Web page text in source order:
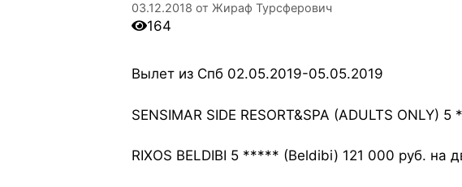
03.12.2018 от Жираф Турсферович
164
Вылет из Спб 02.05.2019-05.05.2019
SENSIMAR SIDE RESORT&SPA (ADULTS
RIXOS BELDIBI 5 ***** (Beldibi) 121 000 руб. на